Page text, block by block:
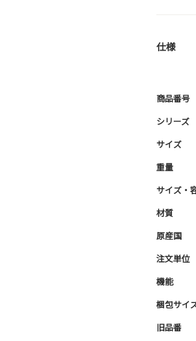
仕様
商品番号
シリーズ
サイズ
重量
サイズ・
材質
原産国
注文単位
機能
梱包サイ
旧品番